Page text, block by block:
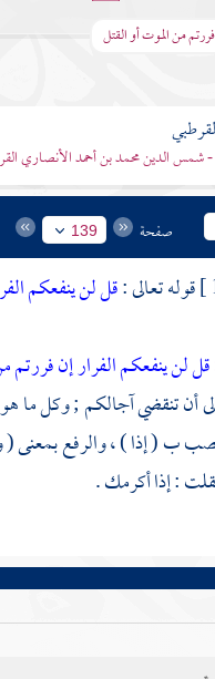
من الموت أو القتل
شمس الدين محمد بن أحمد الأنصاري
صفحة 139
قوله تعالى :قل لن ينفعكم
قل لن ينفعكم الفرار إن فررتم
أن تنقضي آجالكم ; وكل
ب ( إذا ) ، والرفع بمعنى (
: إذا أكرمك .